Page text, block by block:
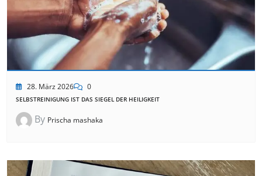
28. März 2026 0
SELBSTREINIGUNG IST DAS SIEGEL DER HEILIGKEIT
By Prischa mashaka